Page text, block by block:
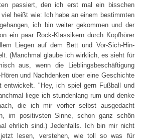
passiert, den ich erst mal ein bisschen
heißt wie: Ich habe an einem bestimmten
ich bin weiter gekommen und der
ein paar Rock-Klassikern durch Kopfhörer
Liegen auf dem Bett und Vor-Sich-Hin-
(Manchmal glaube ich wirklich, es sieht für
aus, wenn die Lieblingsbeschäftigung
und Nachdenken über eine Geschichte
entwickelt. "Hey, ich spiel gern Fußball und
liege ich stundenlang rum und denke
die ich mir vorher selbst ausgedacht
im positivsten Sinne, schon ganz schön
ehrlich sind.) Jedenfalls. Ich bin mir nicht
lesen, verstehen, wie toll so was für